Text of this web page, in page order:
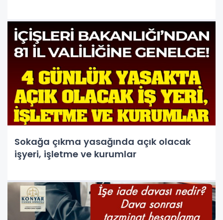
Sokağa çıkma yasağında açık olacak
işyeri, işletme ve kurumlar